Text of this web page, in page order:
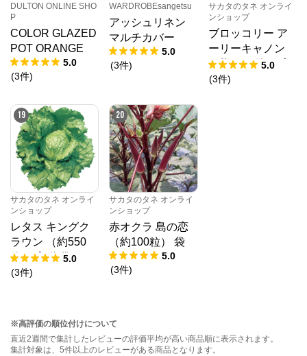
DULTON ONLINE SHO
P
COLOR GLAZED
POT ORANGE
5.0
(3件)
WARDROBEsangetsu
アッシュリネン
マルチカバー
5.0
(3件)
サカタのタネ オンライ
ンショップ
ブロッコリー ア
ーリーキャノン
（約2000粒） 大
袋
5.0
(3件)
19
サカタのタネ オンライ
ンショップ
レタス キングク
ラウン （約550
粒） 実咲 袋5.0
(3件)
20
サカタのタネ オンライ
ンショップ
赤オクラ 島の恋
（約100粒） 袋
5.0
(3件)
※高評価の順位付けについて
直近2週間で集計したレビューの評価平均が高い商品順に表示されます。
集計対象は、5件以上のレビューがある商品となります。